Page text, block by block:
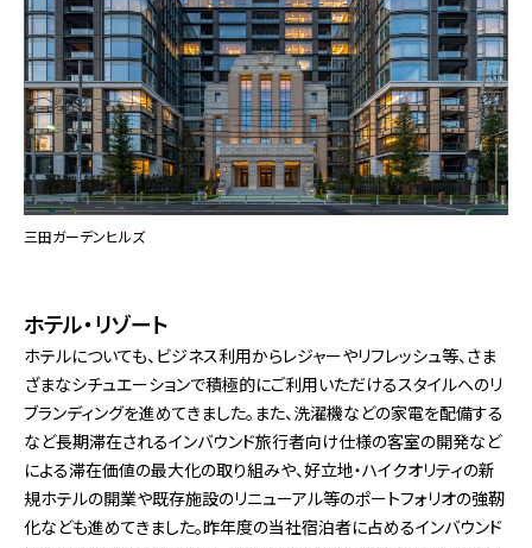
三田ガーデンヒルズ
ホテル・リゾート
ホテルについても、ビジネス利用からレジャーやリフレッシュ等、さま
ざまなシチュエーションで積極的にご利用いただけるスタイルへのリ
ブランディングを進めてきました。また、洗濯機などの家電を配備する
など長期滞在されるインバウンド旅行者向け仕様の客室の開発など
による滞在価値の最大化の取り組みや、好立地・ハイクオリティの新
規ホテルの開業や既存施設のリニューアル等のポートフォリオの強靭
化なども進めてきました。昨年度の当社宿泊者に占めるインバウンド